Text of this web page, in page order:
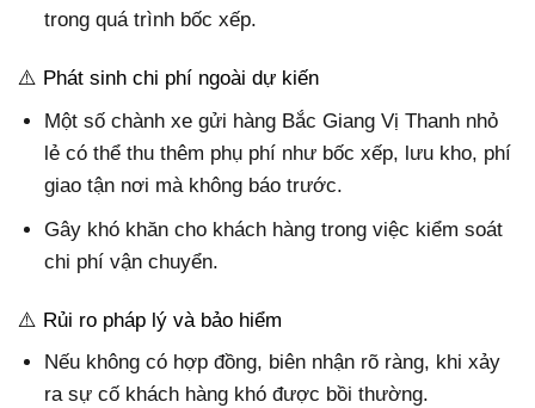
trong quá trình bốc xếp.
⚠️ Phát sinh chi phí ngoài dự kiến
Một số chành xe gửi hàng Bắc Giang Vị Thanh nhỏ
lẻ có thể thu thêm phụ phí như bốc xếp, lưu kho, phí
giao tận nơi mà không báo trước.
Gây khó khăn cho khách hàng trong việc kiểm soát
chi phí vận chuyển.
⚠️ Rủi ro pháp lý và bảo hiểm
Nếu không có hợp đồng, biên nhận rõ ràng, khi xảy
ra sự cố khách hàng khó được bồi thường.